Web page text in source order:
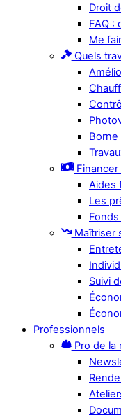
Droit
FAQ :
Me
Quels
Borne
Aides
Les
Maîtriser
Suivi
Professionnels
Pro de la